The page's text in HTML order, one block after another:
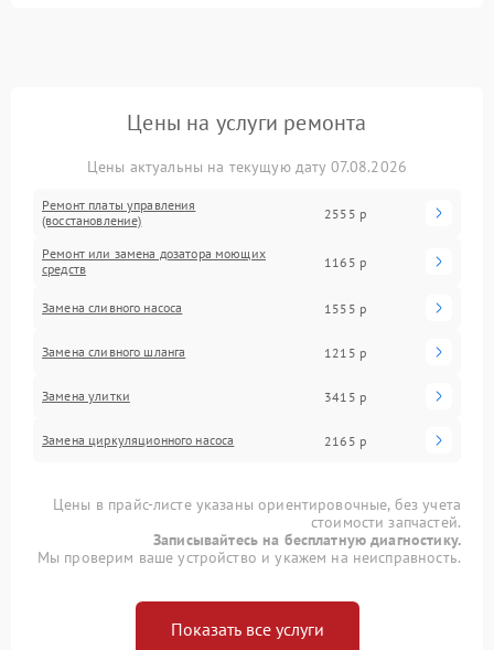
Цены на услуги ремонта
Цены актуальны на текущую дату 07.08.2026
Ремонт платы управления
(восстановление)
2555 р
Ремонт или замена дозатора моющих
средств
1165 р
Замена сливного насоса 1555 р
Замена сливного шланга 1215 р
Замена улитки 3415 р
Замена циркуляционного насоса 2165 р
Цены в прайс-листе указаны ориентировочные, без учета
стоимости запчастей.
Записывайтесь на бесплатную диагностику.
Мы проверим ваше устройство и укажем на неисправность.
Показать все услуги